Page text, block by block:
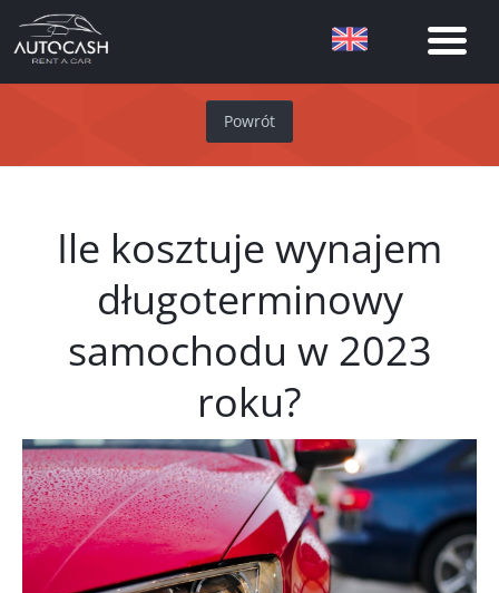
Powrót
Ile kosztuje wynajem
długoterminowy
samochodu w 2023
roku?